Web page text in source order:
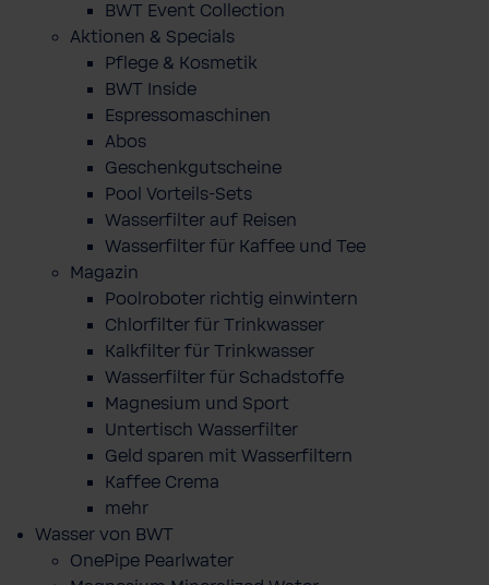
BWT Event Collection
Aktionen & Specials
Pflege & Kosmetik
BWT Inside
Espressomaschinen
Abos
Geschenkgutscheine
Pool Vorteils-Sets
Wasserfilter auf Reisen
Wasserfilter für Kaffee und Tee
Magazin
Poolroboter richtig einwintern
Chlorfilter für Trinkwasser
Kalkfilter für Trinkwasser
Wasserfilter für Schadstoffe
Magnesium und Sport
Untertisch Wasserfilter
Geld sparen mit Wasserfiltern
Kaffee Crema
mehr
Wasser von BWT
OnePipe Pearlwater